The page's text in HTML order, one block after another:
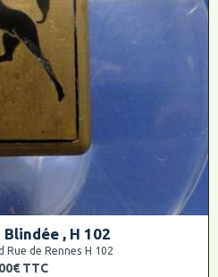
Blindée , H 102
Rue de Rennes H 102
TTC